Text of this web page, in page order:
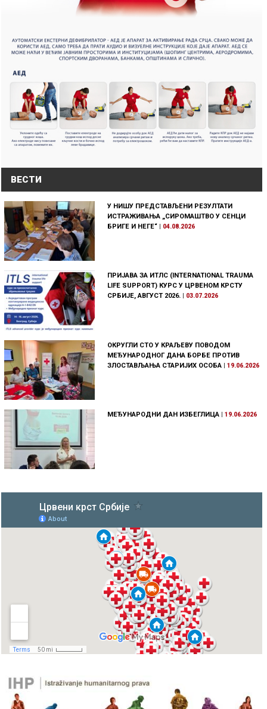
ВЕСТИ
У НИШУ ПРЕДСТАВЉЕНИ РЕЗУЛТАТИ
ИСТРАЖИВАЊА „СИРОМАШТВО У СЕНЦИ
БРИГЕ И НЕГЕ“ | 04.08.2026
ПРИЈАВА ЗА ИТЛС (INTERNATIONAL TRAUMA
LIFE SUPPORT) КУРС У ЦРВЕНОМ КРСТУ
СРБИЈЕ, АВГУСТ 2026.
03.07.2026
ОКРУГЛИ СТО У КРАЉЕВУ ПОВОДОМ
МЕЂУНАРОДНОГ ДАНА БОРБЕ ПРОТИВ
ЗЛОСТАВЉАЊА СТАРИЈИХ ОСОБА |19.06.2026
МЕЂУНАРОДНИ ДАН ИЗБЕГЛИЦА |19.06.2026